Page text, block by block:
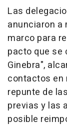
Las
anunciaron a
marco para
pacto que se
Ginebra",
contactos en
repunte de
previas y las
posible